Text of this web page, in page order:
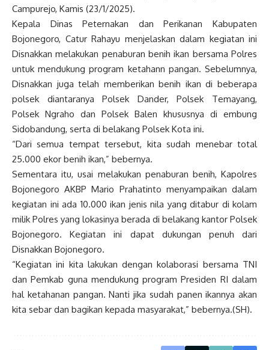
Campurejo, Kamis (23/1/2025).
Kepala Dinas Peternakan dan Perikanan Kabupaten
Bojonegoro, Catur Rahayu menjelaskan dalam kegiatan ini
Disnakkan melakukan penaburan benih ikan bersama Polres
untuk mendukung program ketahann pangan. Sebelumnya,
Disnakkan juga telah memberikan benih ikan di beberapa
polsek diantaranya Polsek Dander, Polsek Temayang,
Polsek Ngraho dan Polsek Balen khususnya di embung
Sidobandung, serta di belakang Polsek Kota ini.
“Dari semua tempat tersebut, kita sudah menebar total
25.000 ekor benih ikan,” bebernya.
Sementara itu, usai melakukan penaburan benih, Kapolres
Bojonegoro AKBP Mario Prahatinto menyampaikan dalam
kegiatan ini ada 10.000 ikan jenis nila yang ditabur di kolam
milik Polres yang lokasinya berada di belakang kantor Polsek
Bojonegoro. Kegiatan ini dapat dukungan penuh dari
Disnakkan Bojonegoro.
“Kegiatan ini kita lakukan dengan kolaborasi bersama TNI
dan Pemkab guna mendukung program Presiden RI dalam
hal ketahanan pangan. Nanti jika sudah panen ikannya akan
kita sebar dan bagikan kepada masyarakat,” bebernya.(SH).